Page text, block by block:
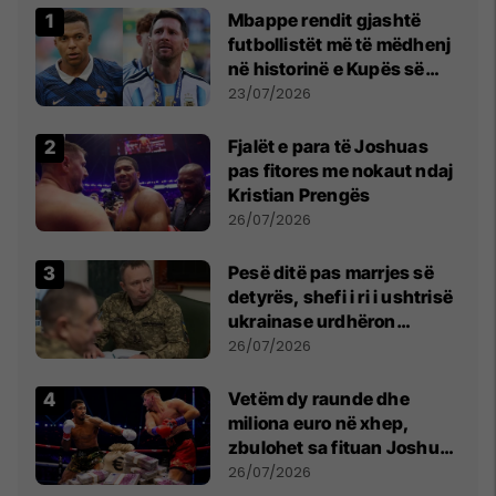
Mbappe rendit gjashtë
futbollistët më të mëdhenj
në historinë e Kupës së
Botës, Messi mbetet i dyti
23/07/2026
Fjalët e para të Joshuas
pas fitores me nokaut ndaj
Kristian Prengës
26/07/2026
Pesë ditë pas marrjes së
detyrës, shefi i ri i ushtrisë
ukrainase urdhëron
kontroll të madh
26/07/2026
Vetëm dy raunde dhe
miliona euro në xhep,
zbulohet sa fituan Joshua
e Prenga
26/07/2026